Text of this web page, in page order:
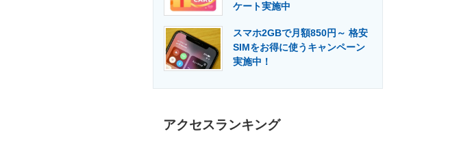
ケート実施中
スマホ2GBで月額850円～ 格安
SIMをお得に使うキャンペーン
実施中！
アクセスランキング